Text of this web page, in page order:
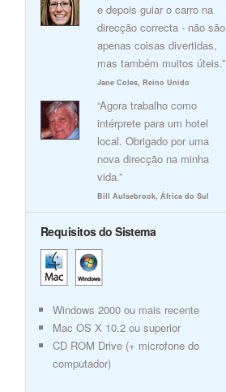
e depois guiar o carro na
direcção correcta - não são
apenas coisas divertidas,
mas também muitos úteis.”
Jane Coles, Reino Unido
“Agora trabalho como
intérprete para um hotel
local. Obrigado por uma
nova direcção na minha
vida.”
Bill Aulsebrook, África do Sul
Requisitos do Sistema
Windows 2000 ou mais recente
Mac OS X 10.2 ou superior
CD ROM Drive (+ microfone do
computador)